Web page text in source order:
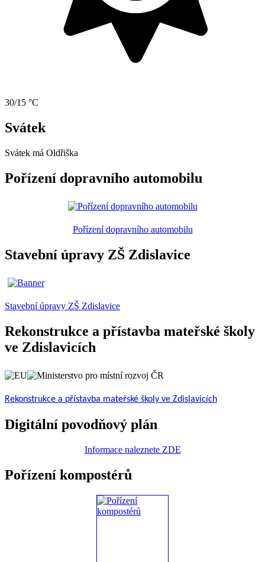
30/15 °C
Svátek
Svátek má Oldřiška
Pořízení dopravního automobilu
Pořízení dopravního automobilu
Stavební úpravy ZŠ Zdislavice
Stavební úpravy ZŠ Zdislavice
Rekonstrukce a přístavba mateřské školy
ve Zdislavicích
Rekonstrukce a přístavba mateřské školy ve Zdislavicích
Digitální povodňový plán
Informace naleznete ZDE
Pořízení kompostérů